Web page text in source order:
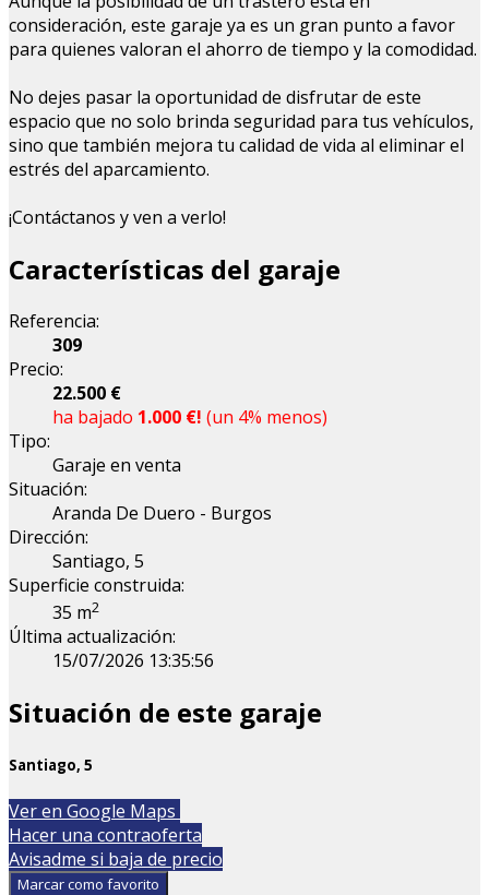
consideración, este garaje ya es un gran punto a favor
para quienes valoran el ahorro de tiempo y la comodidad.
No dejes pasar la oportunidad de disfrutar de este
espacio que no solo brinda seguridad para tus vehículos,
sino que también mejora tu calidad de vida al eliminar el
estrés del aparcamiento.
¡Contáctanos y ven a verlo!
Características del garaje
Referencia:
309
Precio:
22.500 €
ha bajado 1.000 €! (un 4% menos)
Tipo:
Garaje en venta
Situación:
Aranda De Duero - Burgos
Dirección:
Santiago, 5
Superficie construida:
35 m2
Última actualización:
15/07/2026 13:35:56
Situación de este garaje
Santiago, 5
+
−
Ver en Google Maps
Hacer una contraoferta
Avisadme si baja de precio
Marcar como favorito